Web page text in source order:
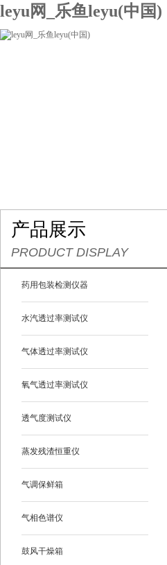
leyu网_乐鱼leyu(中国)
产品展示
PRODUCT DISPLAY
药用包装检测仪器
水汽透过率测试仪
气体透过率测试仪
氧气透过率测试仪
透气度测试仪
蒸发残渣恒重仪
气调保鲜箱
气相色谱仪
鼓风干燥箱